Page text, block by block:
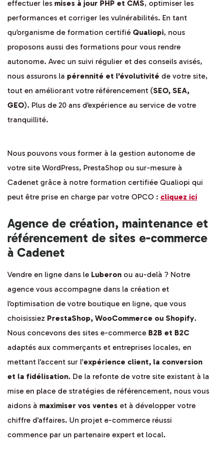
effectuer les mises à jour PHP et CMS, optimiser les
performances et corriger les vulnérabilités. En tant
qu’organisme de formation certifié Qualiopi, nous
proposons aussi des formations pour vous rendre
autonome. Avec un suivi régulier et des conseils avisés,
nous assurons la pérennité et l’évolutivité de votre site,
tout en améliorant votre référencement (SEO, SEA,
GEO). Plus de 20 ans d’expérience au service de votre
tranquillité.
Nous pouvons vous former à la gestion autonome de
votre site WordPress, PrestaShop ou sur-mesure à
Cadenet grâce à notre formation certifiée Qualiopi qui
peut être prise en charge par votre OPCO : cliquez ici
Agence de création, maintenance et
référencement de sites e-commerce
à Cadenet
Vendre en ligne dans le Luberon ou au-delà ? Notre
agence vous accompagne dans la création et
l’optimisation de votre boutique en ligne, que vous
choisissiez PrestaShop, WooCommerce ou Shopify.
Nous concevons des sites e-commerce B2B et B2C
adaptés aux commerçants et entreprises locales, en
mettant l’accent sur l’expérience client, la conversion
et la fidélisation. De la refonte de votre site existant à la
mise en place de stratégies de référencement, nous vous
aidons à maximiser vos ventes et à développer votre
chiffre d’affaires. Un projet e-commerce réussi
commence par un partenaire expert et local.